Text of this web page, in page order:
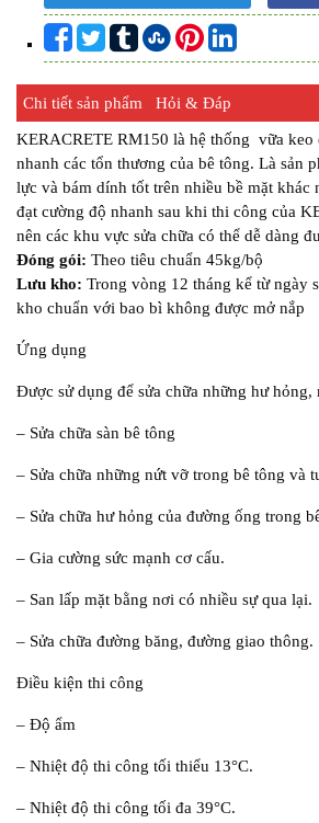
Chi tiết sản phẩm Hỏi & Đáp
KERACRETE RM150 là hệ thống vữa keo
nhanh các tổn thương của bê tông. Là sản
lực và bám dính tốt trên nhiều bề mặt khác
đạt cường độ nhanh sau khi thi công của
nên các khu vực sửa chữa có thể dễ dàng
Đóng gói: Theo tiêu chuẩn 45kg/bộ
Lưu kho: Trong vòng 12 tháng kể từ ngày
kho chuẩn với bao bì không được mở nắp
Ứng dụng
Được sử dụng để sửa chữa những hư hỏng,
– Sửa chữa sàn bê tông
– Sửa chữa những nứt vỡ trong bê tông và
– Sửa chữa hư hỏng của đường ống trong
– Gia cường sức mạnh cơ cấu.
– San lấp mặt bằng nơi có nhiều sự qua lại.
– Sửa chữa đường băng, đường giao thông.
Điều kiện thi công
– Độ ẩm
– Nhiệt độ thi công tối thiểu 13°C.
– Nhiệt độ thi công tối đa 39°C.